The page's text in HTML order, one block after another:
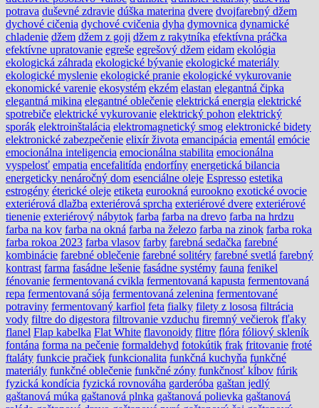
potrava duševné zdravie dúška materina dvere dvojfarebný džem
dychové cičenia dychové cvičenia dyha dymovnica dynamické
chladenie džem džem z goji džem z rakytníka efektívna práčka
efektívne upratovanie egreše egrešový džem eidam ekológia
ekologická záhrada ekologické bývanie ekologické materiály
ekologické myslenie ekologické pranie ekologické vykurovanie
ekonomické varenie ekosystém ekzém elastan elegantná čipka
elegantná mikina elegantné oblečenie elektrická energia elektrické
spotrebiče elektrické vykurovanie elektrický pohon elektrický
sporák elektroinštalácia elektromagnetický smog elektronické bidety
elektronické zabezpečenie elixír života emancipácia ementál emócie
emocionálna inteligencia emocionálna stabilita emocionálna
vyspelosť empatia encefalitída endorfíny energetická bilancia
energeticky nenáročný dom esenciálne oleje Espresso estetika
estrogény éterické oleje etiketa eurookná eurookno exotické ovocie
exteriérová dlažba exteriérová sprcha exteriérové dvere exteriérové
tienenie exteriérový nábytok farba farba na drevo farba na hrdzu
farba na kov farba na okná farba na železo farba na zinok farba roka
farba rokoa 2023 farba vlasov farby farebná sedačka farebné
kombinácie farebné oblečenie farebné solitéry farebné svetlá farebný
kontrast farma fasádne lešenie fasádne systémy fauna fenikel
fénovanie fermentovaná cvikla fermentovaná kapusta fermentovaná
repa fermentovaná sója fermentovaná zelenina fermentované
potraviny fermentovaný karfiol feta fialky filety z lososa filtrácia
vody filtre do digestora filtrovanie vzduchu firemný večierok fľaky
flanel Flap kabelka Flat White flavonoidy flitre flóra fóliový skleník
fontána forma na pečenie formaldehyd fotokútik frak fritovanie froté
ftaláty funkcie pračiek funkcionalita funkčná kuchyňa funkčné
materiály funkčné oblečenie funkčné zóny funkčnosť kĺbov fúrik
fyzická kondícia fyzická rovnováha garderóba gaštan jedlý
gaštanová múka gaštanová plnka gaštanová polievka gaštanová